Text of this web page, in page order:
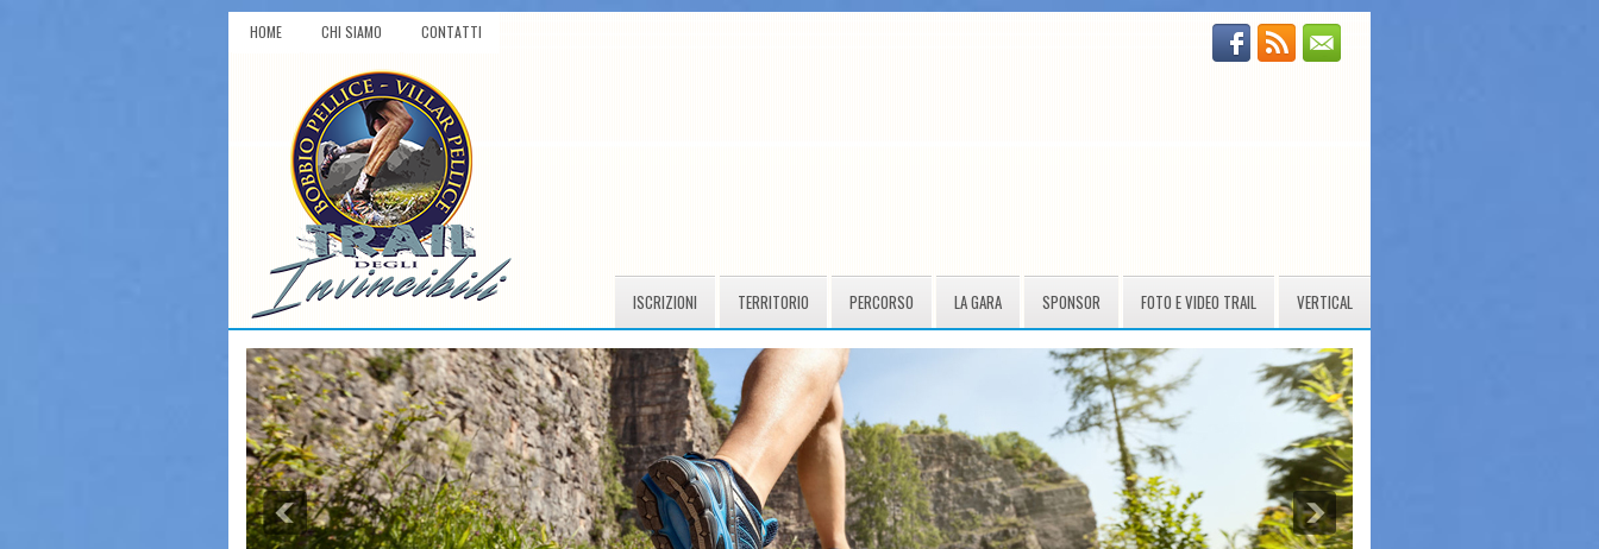
HOME CHI SIAMO CONTATTI
ISCRIZIONI TERRITORIO PERCORSO LA GARA SPONSOR FOTO E VIDEO TRAIL VERTICAL